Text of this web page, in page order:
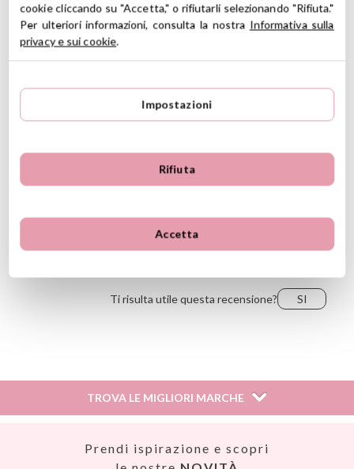
Información sobre el fabricante y/o importador/distribuidor
dentro de la UE, que garantiza que el producto cumple con
los requisitos y regulaciones de acuerdo con la legislación
Productos Infantiles Tutete S.L.
Dirección: C/ Yecla 10, Polígono industrial La Polvorista,
30500, Molina de Segura, Murcia
dpd@tutete.com
5
1 Recensioni
3
0
2
Opinioni dei clienti
Ordenar
Più recente
Più vecchio
Il più utile
Voti più alti
Mirtia55,9 giugno 2023
Ti risulta utile questa recensione? SI
TROVA LE MIGLIORI MARCHE
Prendi ispirazione e scopri
cookie cliccando su "Accetta," o rifiutarli selezionando "Rifiuta."
Per ulteriori informazioni, consulta la nostra Informativa sulla
privacy e sui cookie.
Impostazioni
Rifiuta
Accetta